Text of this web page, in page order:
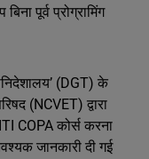
पूर्व प्रोग्रामिंग
(DGT) के
(NCVET) द्वारा
COPA कोर्स करना
जानकारी दी गई